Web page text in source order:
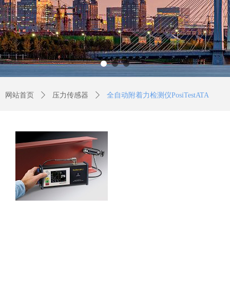
网站首页 ꄲ 压力传感器 ꄲ 全自动附着力检测仪PosiTestATA